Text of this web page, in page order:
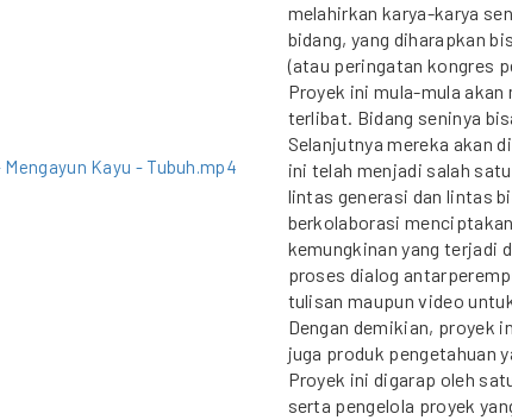
Mengayun Kayu - Tubuh.mp4
melahirkan karya-karya
bidang, yang diharapkan
(atau peringatan kongres
Proyek ini mula-mula
terlibat. Bidang seninya
Selanjutnya mereka akan
ini telah menjadi salah
lintas generasi dan lintas
berkolaborasi
kemungkinan yang terjadi
proses dialog
tulisan maupun video
Dengan demikian, proyek
juga produk pengetahuan
Proyek ini digarap oleh
serta pengelola proyek